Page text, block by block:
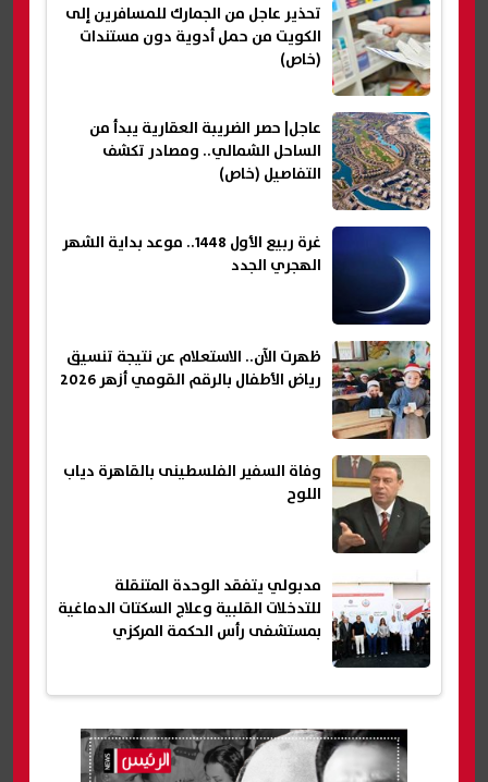
تحذير عاجل من الجمارك للمسافرين إلى
الكويت من حمل أدوية دون مستندات
(خاص)
عاجل| حصر الضريبة العقارية يبدأ من
الساحل الشمالي.. ومصادر تكشف
التفاصيل (خاص)
غرة ربيع الأول 1448.. موعد بداية الشهر
الهجري الجدد
ظهرت الآن.. الاستعلام عن نتيجة تنسيق
رياض الأطفال بالرقم القومي أزهر 2026
وفاة السفير الفلسطينى بالقاهرة دياب
اللوح
مدبولي يتفقد الوحدة المتنقلة
للتدخلات القلبية وعلاج السكتات الدماغية
بمستشفى رأس الحكمة المركزي